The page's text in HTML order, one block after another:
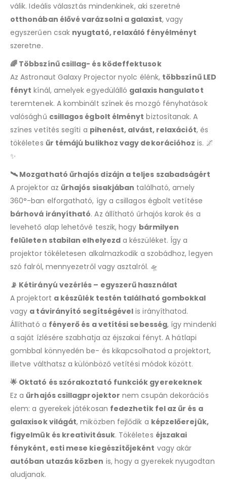
válik. Ideális választás mindenkinek, aki szeretné
otthonában élővé varázsolni a galaxist, vagy
egyszerűen csak nyugtató, relaxáló fényélményt
szeretne.
🌈 Többszínű csillag- és ködeffektusok
Az Astronaut Galaxy Projector nyolc élénk, többszínű LED
fényt kínál, amelyek egyedülálló galaxis hangulatot
teremtenek. A kombinált színek és mozgó fényhatások
valósághű csillagos égbolt élményt biztosítanak. A
színes vetítés segíti a pihenést, alvást, relaxációt, és
tökéletes űr témájú bulikhoz vagy dekorációhoz is. 🌌
✨
🛰️ Mozgatható űrhajós dizájn a teljes szabadságért
A projektor azűrhajós sisakjában található, amely
360°-ban elforgatható, így a csillagos égbolt vetítése
bárhová irányítható. Az állítható űrhajós karok és a
levehető alap lehetővé teszik, hogy bármilyen
felületen stabilan elhelyezda készüléket. Így a
projektor tökéletesen alkalmazkodik a szobádhoz, legyen
szó falról, mennyezetről vagy asztalról. 🛸
📡 Kétirányú vezérlés – egyszerű használat
A projektort a készülék testén található gombokkal
vagy a távirányító segítségével is irányíthatod.
Állítható a fényerő és a vetítési sebesség, így mindenki
a saját ízlésére szabhatja az éjszakai fényt. A hátlapi
gombbal könnyedén be- és kikapcsolhatod a projektort,
illetve válthatsz a különböző vetítési módok között.
🌟 Oktató és szórakoztató funkciók gyerekeknek
Ez aűrhajós csillagprojektor nem csupán dekorációs
elem: a gyerekek játékosan fedezhetik fel az űr és a
galaxisok világát, miközben fejlődik a képzelőerejük,
figyelmük és kreativitásuk. Tökéletes éjszakai
fényként, esti mese kiegészítőjeként vagy akár
autóban utazás közben is, hogy a gyerekek nyugodtan
aludjanak.